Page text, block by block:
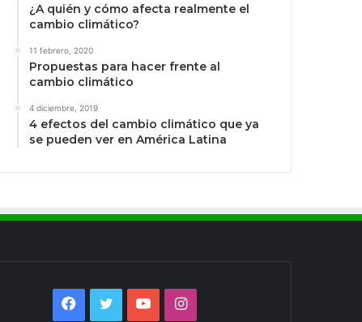
¿A quién y cómo afecta realmente el
cambio climático?
11 febrero, 2020
Propuestas para hacer frente al
cambio climático
4 diciembre, 2019
4 efectos del cambio climático que ya
se pueden ver en América Latina
Facebook
TwitterYouTubeInstagram